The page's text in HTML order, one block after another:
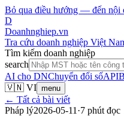
Bỏ qua điều hướng — đến nội
D
Doanhnghiep.vn
Tra cứu doanh nghiệp Việt
Tìm kiếm doanh nghiệp
search
AI cho DNChuyển đổi sốAPI
🇻🇳 VI menu
← Tất cả bài viết
Pháp lý2026-05-11 ·7 phút đọc